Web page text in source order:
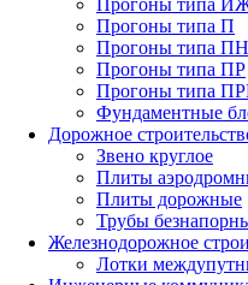
Прогоны типа П
Прогоны типа ПН
Прогоны типа ПР
Прогоны типа
Фундаментные
Дорожное
Звено круглое
Плиты
Плиты дорожные
Трубы
Железнодорожное
Лотки